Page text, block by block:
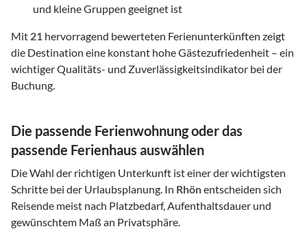
und kleine Gruppen geeignet ist
Mit 21 hervorragend bewerteten Ferienunterkünften zeigt
die Destination eine konstant hohe Gästezufriedenheit – ein
wichtiger Qualitäts- und Zuverlässigkeitsindikator bei der
Buchung.
Die passende Ferienwohnung oder das
passende Ferienhaus auswählen
Die Wahl der richtigen Unterkunft ist einer der wichtigsten
Schritte bei der Urlaubsplanung. In Rhönentscheiden sich
Reisende meist nach Platzbedarf, Aufenthaltsdauer und
gewünschtem Maß an Privatsphäre.